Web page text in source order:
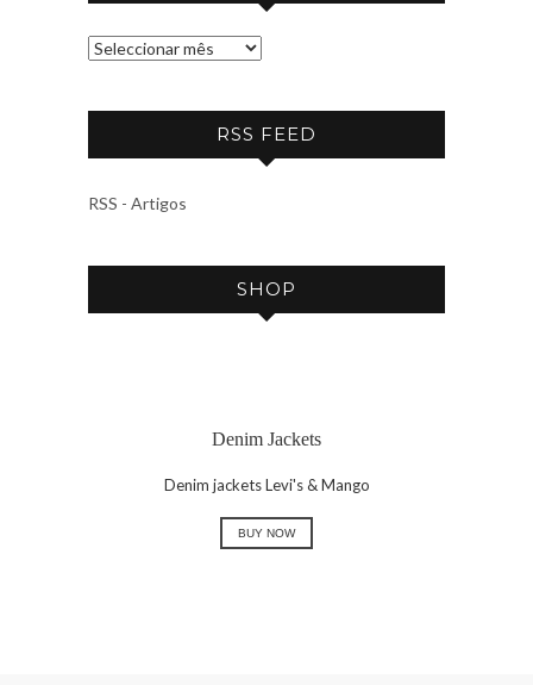
A
C
V
RSS FEED
RSS - Artigos
SHOP
Denim Jackets
Denim jackets Levi's & Mango
BUY NOW